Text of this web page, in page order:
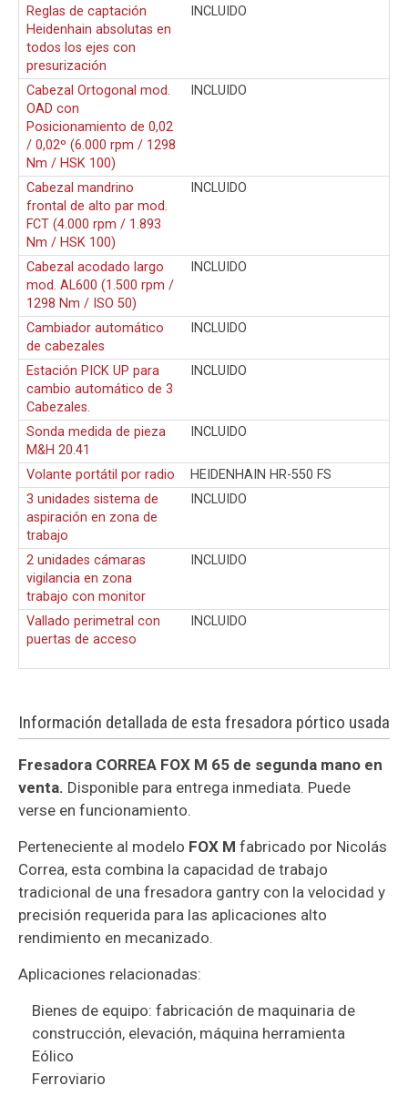
Reglas de captación
Heidenhain absolutas en
todos los ejes con
presurización
INCLUIDO
Cabezal Ortogonal mod.
OAD con
Posicionamiento de 0,02
/ 0,02º (6.000 rpm / 1298
Nm / HSK 100)
INCLUIDO
Cabezal mandrino
frontal de alto par mod.
FCT (4.000 rpm / 1.893
Nm / HSK 100)
INCLUIDO
Cabezal acodado largo
mod. AL600 (1.500 rpm /
1298 Nm / ISO 50)
INCLUIDO
Cambiador automático
de cabezales
INCLUIDO
Estación PICK UP para
cambio automático de 3
Cabezales.
INCLUIDO
Sonda medida de pieza
M&H 20.41
INCLUIDO
Volante portátil por radio
HEIDENHAIN HR-550 FS
3 unidades sistema de
aspiración en zona de
trabajo
INCLUIDO
2 unidades cámaras
vigilancia en zona
trabajo con monitor
INCLUIDO
Vallado perimetral con
puertas de acceso
INCLUIDO
Información detallada de esta fresadora pórtico usada
Fresadora CORREA FOX M 65 de segunda mano en
venta. Disponible para entrega inmediata. Puede
verse en funcionamiento.
Perteneciente al modelo FOX M fabricado por Nicolás
Correa, esta combina la capacidad de trabajo
tradicional de una fresadora gantry con la velocidad y
precisión requerida para las aplicaciones alto
rendimiento en mecanizado.
Aplicaciones relacionadas:
Bienes de equipo: fabricación de maquinaria de
construcción, elevación, máquina herramienta
Eólico
Ferroviario